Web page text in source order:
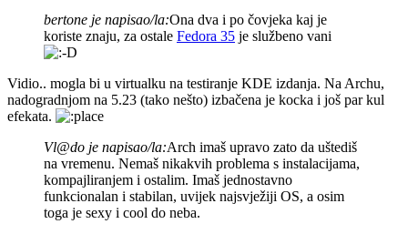
bertone je napisao/la:Ona dva i po čovjeka kaj je
koriste znaju, za ostale Fedora 35 je službeno vani
Vidio.. mogla bi u virtualku na testiranje KDE izdanja. Na Archu,
nadogradnjom na 5.23 (tako nešto) izbačena je kocka i još par kul
efekata.
Vl@do je napisao/la:Arch imaš upravo zato da uštediš
na vremenu. Nemaš nikakvih problema s instalacijama,
kompajliranjem i ostalim. Imaš jednostavno
funkcionalan i stabilan, uvijek najsvježiji OS, a osim
toga je sexy i cool do neba.